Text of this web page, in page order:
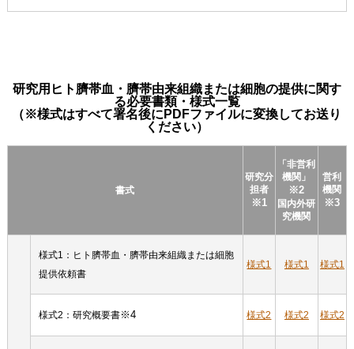
研究用ヒト臍帯血・臍帯由来組織または細胞の提供に関す
る必要書類・様式一覧
（※様式はすべて署名後にPDFファイルに変換してお送り
ください）
書式
研究分
担者
※1
「非営利
機関」
※2
国内外研
究機関
営利
機関
※3
様式1：ヒト臍帯血・臍帯由来組織または細胞
提供依頼書
様式1 様式1 様式1
様式2：研究概要書※4 様式2 様式2 様式2